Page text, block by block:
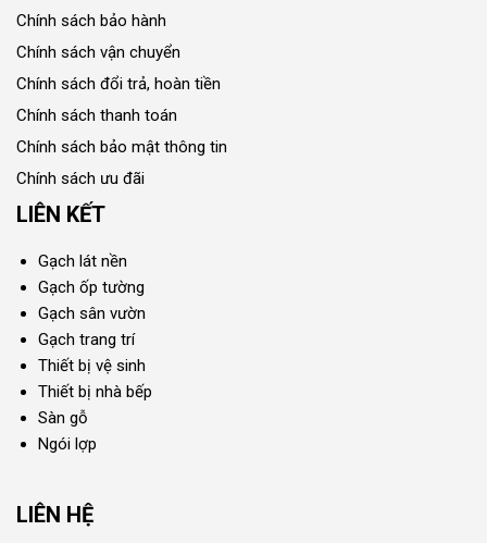
Chính sách bảo hành
Chính sách vận chuyển
Chính sách đổi trả, hoàn tiền
Chính sách thanh toán
Chính sách bảo mật thông tin
Chính sách ưu đãi
LIÊN KẾT
Gạch lát nền
Gạch ốp tường
Gạch sân vườn
Gạch trang trí
Thiết bị vệ sinh
Thiết bị nhà bếp
Sàn gỗ
Ngói lợp
LIÊN HỆ